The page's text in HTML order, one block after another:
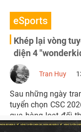
eSports
Khép lại vòng
diện 4
Tran Huy
Sau những ngày
tuyển chọn CSC
qua hàng loạt đối
đã chính thức điền